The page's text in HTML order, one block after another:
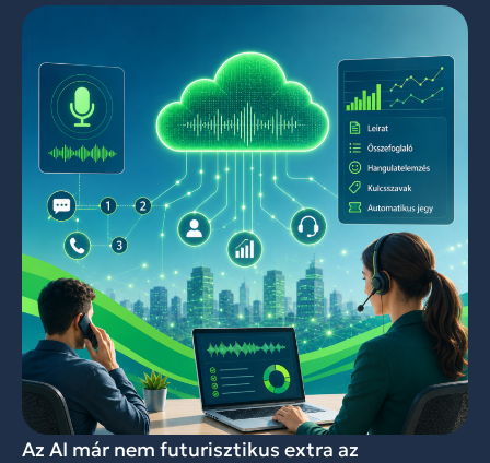
Az AI már nem futurisztikus extra az